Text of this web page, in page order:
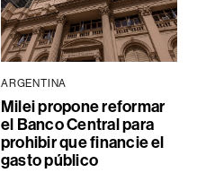
ARGENTINA
Milei propone reformar
el Banco Central para
prohibir que financie el
gasto público